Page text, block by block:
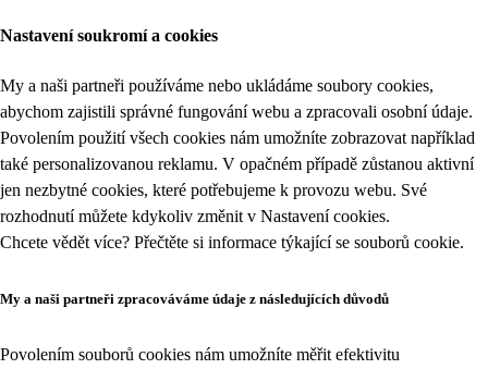
Nastavení soukromí a cookies
My a naši partneři používáme nebo ukládáme soubory cookies,
abychom zajistili správné fungování webu a zpracovali osobní údaje.
Povolením použití všech cookies nám umožníte zobrazovat například
také personalizovanou reklamu. V opačném případě zůstanou aktivní
jen nezbytné cookies, které potřebujeme k provozu webu. Své
rozhodnutí můžete kdykoliv změnit v Nastavení cookies.
Chcete vědět více? Přečtěte si informace týkající se souborů cookie.
My a naši partneři zpracováváme údaje z následujících důvodů
Povolením souborů cookies nám umožníte měřit efektivitu